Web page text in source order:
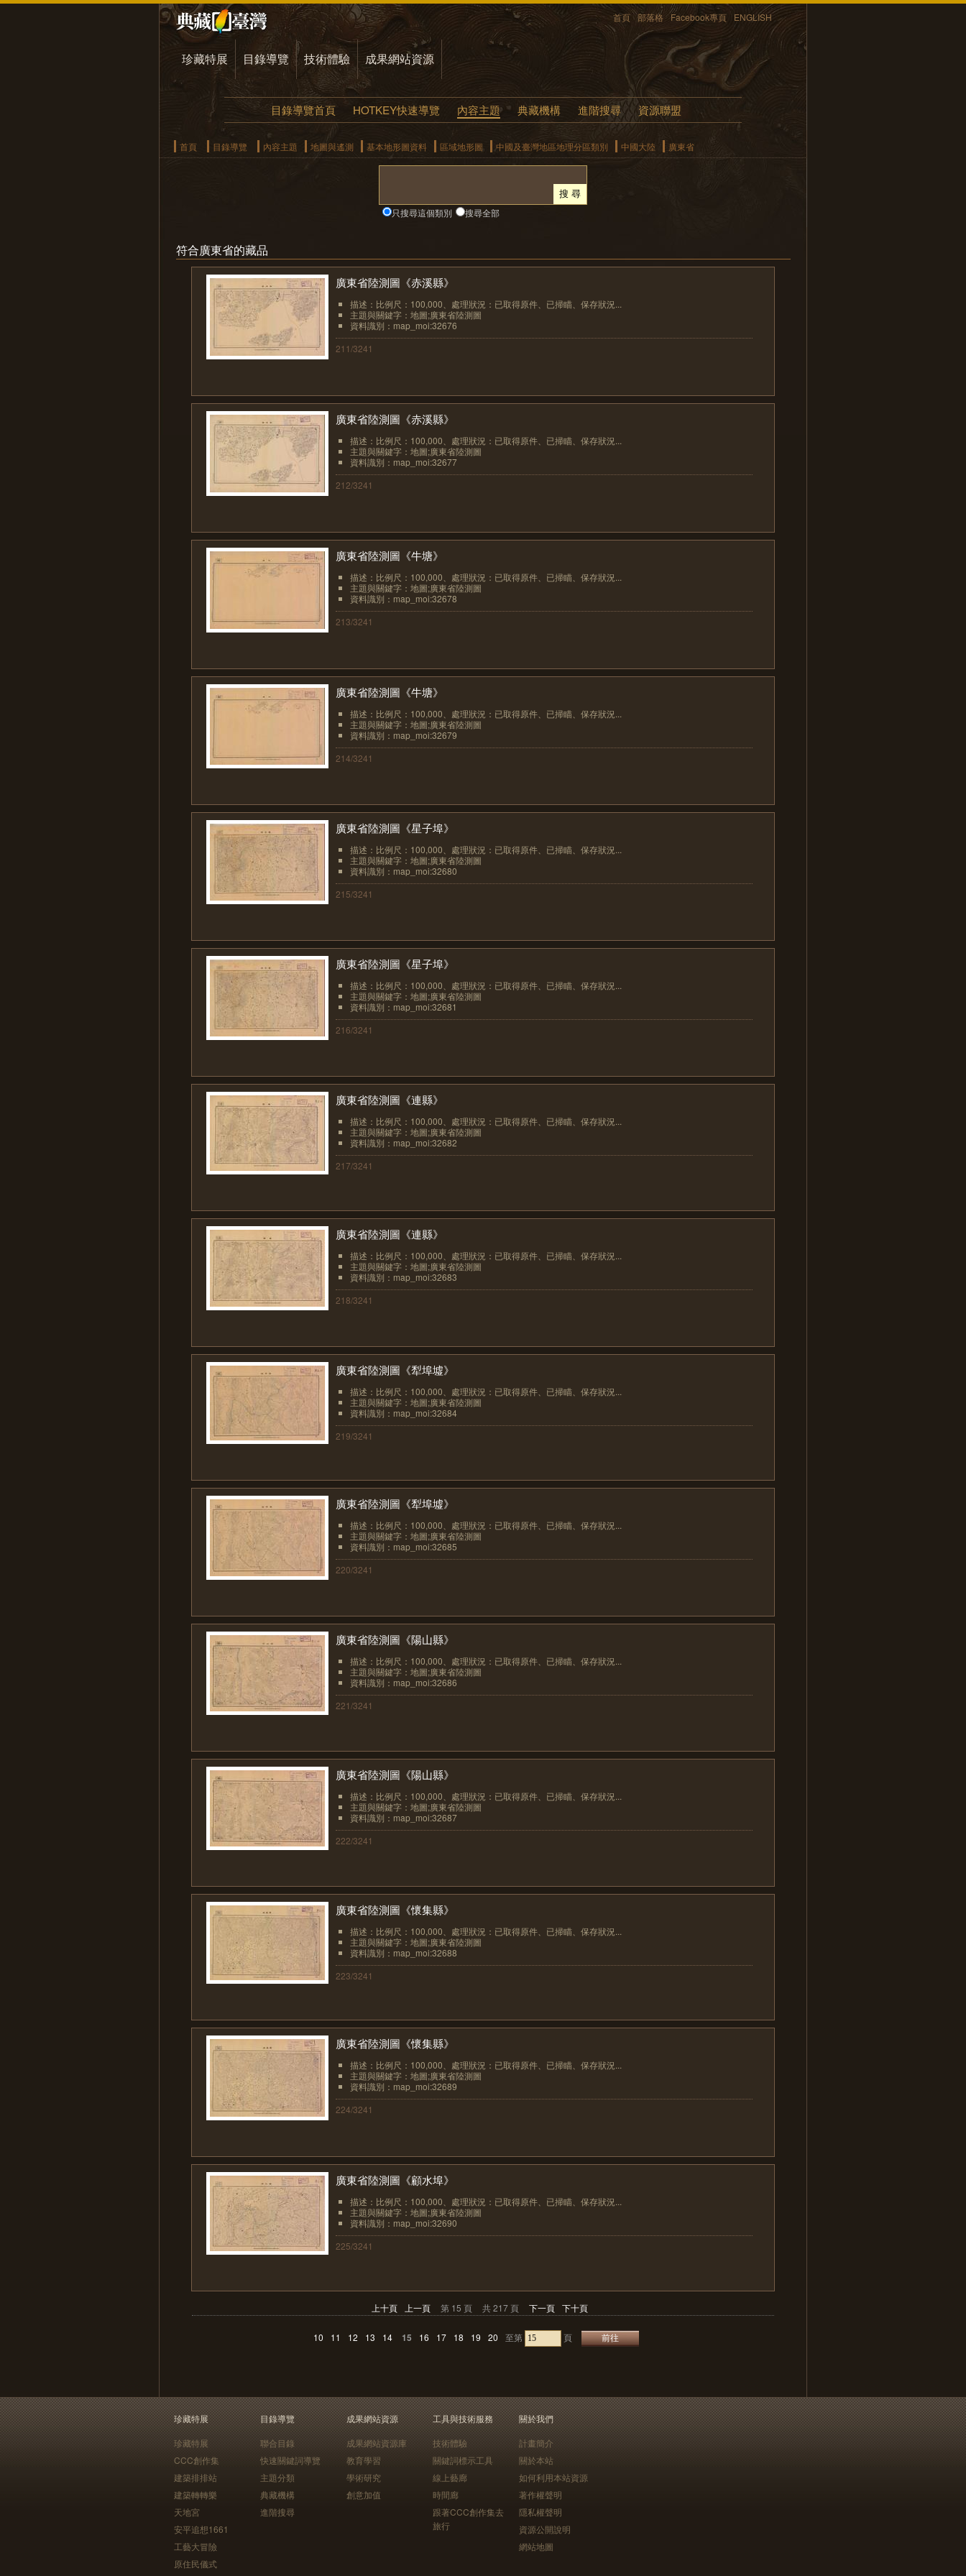
首頁 部落格 Facebook專頁 ENGLISH
珍藏特展 目錄導覽 技術體驗 成果網站資源
目錄導覽首頁 HOTKEY快速導覽 內容主題 典藏機構 進階搜尋 資源聯盟
首頁 目錄導覽 內容主題 地圖與遙測 基本地形圖資料 區域地形圖 中國及臺灣地區地理分區類別 中國大陸 廣東省
只搜尋這個類別 搜尋全部
符合廣東省的藏品
廣東省陸測圖《赤溪縣》
描述：比例尺：100,000、處理狀況：已取得原件、已掃瞄、保存狀況...
主題與關鍵字：地圖;廣東省陸測圖
資料識別：map_moi:32676
211/3241
廣東省陸測圖《赤溪縣》
描述：比例尺：100,000、處理狀況：已取得原件、已掃瞄、保存狀況...
主題與關鍵字：地圖;廣東省陸測圖
資料識別：map_moi:32677
212/3241
廣東省陸測圖《牛塘》
描述：比例尺：100,000、處理狀況：已取得原件、已掃瞄、保存狀況...
主題與關鍵字：地圖;廣東省陸測圖
資料識別：map_moi:32678
213/3241
廣東省陸測圖《牛塘》
描述：比例尺：100,000、處理狀況：已取得原件、已掃瞄、保存狀況...
主題與關鍵字：地圖;廣東省陸測圖
資料識別：map_moi:32679
214/3241
廣東省陸測圖《星子埠》
描述：比例尺：100,000、處理狀況：已取得原件、已掃瞄、保存狀況...
主題與關鍵字：地圖;廣東省陸測圖
資料識別：map_moi:32680
215/3241
廣東省陸測圖《星子埠》
描述：比例尺：100,000、處理狀況：已取得原件、已掃瞄、保存狀況...
主題與關鍵字：地圖;廣東省陸測圖
資料識別：map_moi:32681
216/3241
廣東省陸測圖《連縣》
描述：比例尺：100,000、處理狀況：已取得原件、已掃瞄、保存狀況...
主題與關鍵字：地圖;廣東省陸測圖
資料識別：map_moi:32682
217/3241
廣東省陸測圖《連縣》
描述：比例尺：100,000、處理狀況：已取得原件、已掃瞄、保存狀況...
主題與關鍵字：地圖;廣東省陸測圖
資料識別：map_moi:32683
218/3241
廣東省陸測圖《犁埠墟》
描述：比例尺：100,000、處理狀況：已取得原件、已掃瞄、保存狀況...
主題與關鍵字：地圖;廣東省陸測圖
資料識別：map_moi:32684
219/3241
廣東省陸測圖《犁埠墟》
描述：比例尺：100,000、處理狀況：已取得原件、已掃瞄、保存狀況...
主題與關鍵字：地圖;廣東省陸測圖
資料識別：map_moi:32685
220/3241
廣東省陸測圖《陽山縣》
描述：比例尺：100,000、處理狀況：已取得原件、已掃瞄、保存狀況...
主題與關鍵字：地圖;廣東省陸測圖
資料識別：map_moi:32686
221/3241
廣東省陸測圖《陽山縣》
描述：比例尺：100,000、處理狀況：已取得原件、已掃瞄、保存狀況...
主題與關鍵字：地圖;廣東省陸測圖
資料識別：map_moi:32687
222/3241
廣東省陸測圖《懷集縣》
描述：比例尺：100,000、處理狀況：已取得原件、已掃瞄、保存狀況...
主題與關鍵字：地圖;廣東省陸測圖
資料識別：map_moi:32688
223/3241
廣東省陸測圖《懷集縣》
描述：比例尺：100,000、處理狀況：已取得原件、已掃瞄、保存狀況...
主題與關鍵字：地圖;廣東省陸測圖
資料識別：map_moi:32689
224/3241
廣東省陸測圖《顧水埠》
描述：比例尺：100,000、處理狀況：已取得原件、已掃瞄、保存狀況...
主題與關鍵字：地圖;廣東省陸測圖
資料識別：map_moi:32690
225/3241
上十頁 上一頁 第 15 頁 共 217 頁 下一頁 下十頁
10 11 12 13 14 15 16 17 18 19 20 至第 頁
珍藏特展
珍藏特展
CCC創作集
建築排排站
建築轉轉樂
天地宮
安平追想1661
工藝大冒險
原住民儀式
目錄導覽
聯合目錄
快速關鍵詞導覽
主題分類
典藏機構
進階搜尋
成果網站資源
成果網站資源庫
教育學習
學術研究
創意加值
工具與技術服務
技術體驗
關鍵詞標示工具
線上藝廊
時間廊
跟著CCC創作集去
旅行
關於我們
計畫簡介
關於本站
如何利用本站資源
著作權聲明
隱私權聲明
資源公開說明
網站地圖